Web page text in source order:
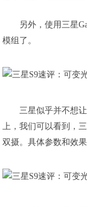
另外，使用三星
模组了。
三星似乎并不想
上，我们可以看到，
双摄。具体参数和效